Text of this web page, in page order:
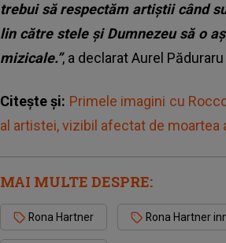
trebui să respectăm artiștii când
lin către stele și Dumnezeu să o
mizicale.”, a declarat Aurel
Citește și: Primele imagini cu
al artistei, vizibil afectat de moartea
MAI MULTE DESPRE:
Rona Hartner Rona Hartner